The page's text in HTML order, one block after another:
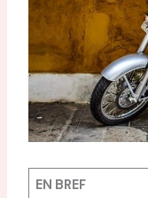
EN BREF